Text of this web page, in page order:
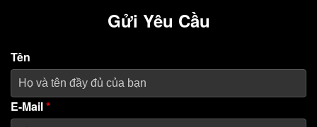
Gửi Yêu Cầu
Tên
E-Mail*